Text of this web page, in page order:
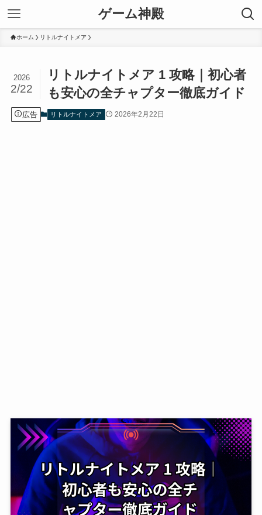
ゲーム神殿
ホーム リトルナイトメア
リトルナイトメア 1 攻略｜初心者
も安心の全チャプター徹底ガイド
2026
2/22
広告 リトルナイトメア 2026年2月22日